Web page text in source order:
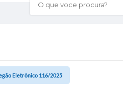
O que voce procura?
Eletrônico 116/2025